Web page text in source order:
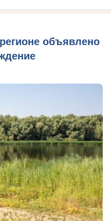
объявлено